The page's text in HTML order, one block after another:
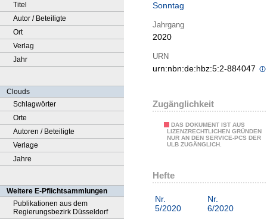
Titel
Autor / Beteiligte
Ort
Verlag
Jahr
Clouds
Schlagwörter
Orte
Autoren / Beteiligte
Verlage
Jahre
Weitere E-Pflichtsammlungen
Publikationen aus dem
Regierungsbezirk Düsseldorf
Sonntag
Jahrgang
2020
URN
urn:nbn:de:hbz:5:2-884047
Zugänglichkeit
DAS DOKUMENT IST AUS
LIZENZRECHTLICHEN GRÜNDEN
NUR AN DEN SERVICE-PCS DER
ULB ZUGÄNGLICH.
Hefte
Nr.
5/2020
Nr.
6/2020